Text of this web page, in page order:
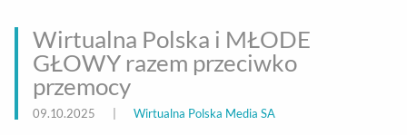
Wirtualna Polska i MŁODE
GŁOWY razem przeciwko
przemocy
09.10.2025 Wirtualna Polska Media SA